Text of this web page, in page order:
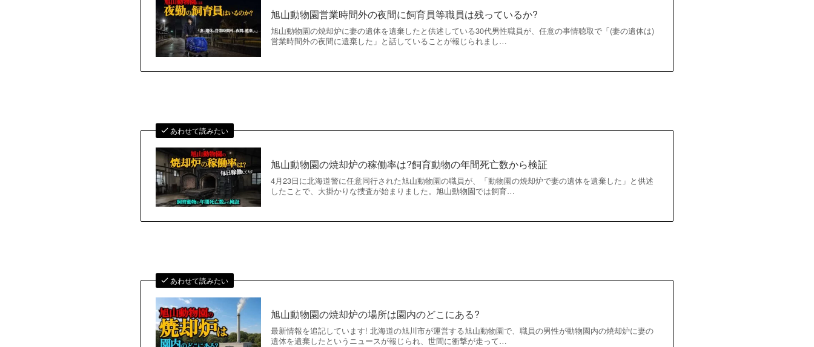
旭山動物園営業時間外の夜間に飼育員等職員は残っているか?
旭山動物園の焼却炉に妻の遺体を遺棄したと供述している30代男性職員が、任意の事情聴取で「(妻の遺体は)
営業時間外の夜間に遺棄した」と話していることが報じられまし…
あわせて読みたい
旭山動物園の焼却炉の稼働率は?飼育動物の年間死亡数から検証
4月23日に北海道警に任意同行された旭山動物園の職員が、「動物園の焼却炉で妻の遺体を遺棄した」と供述
したことで、大掛かりな捜査が始まりました。旭山動物園では飼育…
あわせて読みたい
旭山動物園の焼却炉の場所は園内のどこにある?
最新情報を追記しています! 北海道の旭川市が運営する旭山動物園で、職員の男性が動物園内の焼却炉に妻の
遺体を遺棄したというニュースが報じられ、世間に衝撃が走って…